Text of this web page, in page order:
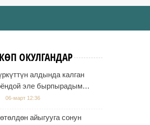
ОКУЛГАНДАР
алдында калган
эле бырпырадым…
06-март 12:36
айыгууга сонун